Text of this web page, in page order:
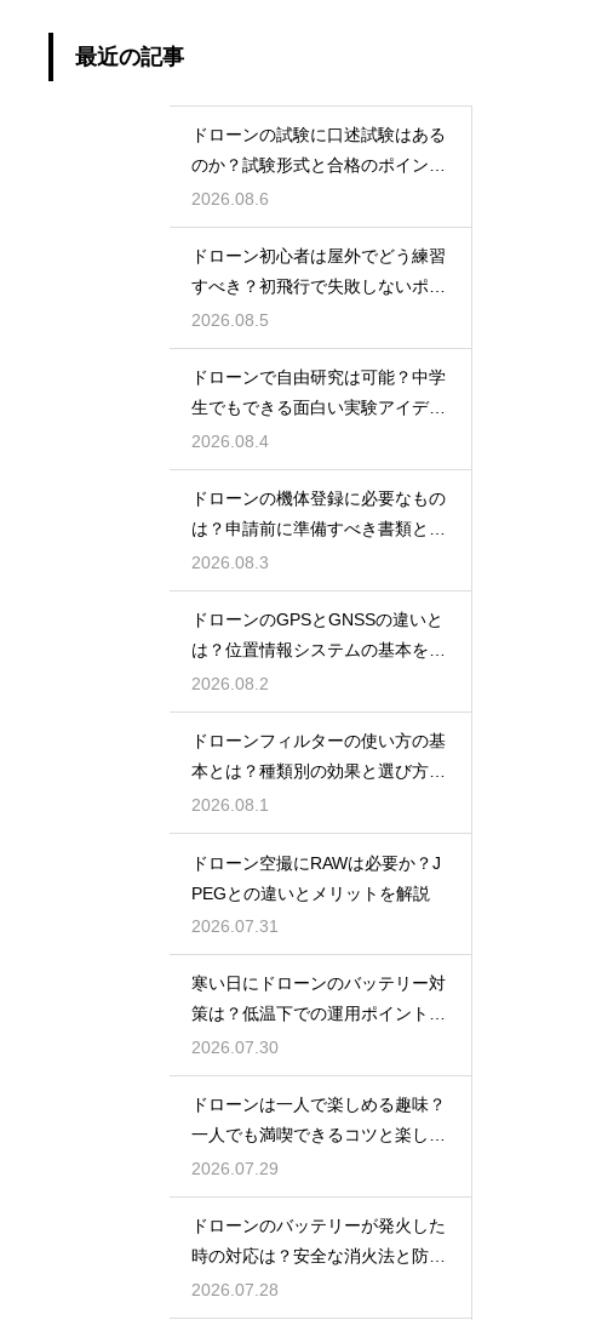
最近の記事
ドローンの試験に口述試験はある
のか？試験形式と合格のポイント
を解説
2026.08.6
ドローン初心者は屋外でどう練習
すべき？初飛行で失敗しないポイ
ント
2026.08.5
ドローンで自由研究は可能？中学
生でもできる面白い実験アイデア
を紹介
2026.08.4
ドローンの機体登録に必要なもの
は？申請前に準備すべき書類と情
報
2026.08.3
ドローンのGPSとGNSSの違いと
は？位置情報システムの基本を解
説
2026.08.2
ドローンフィルターの使い方の基
本とは？種類別の効果と選び方を
解説
2026.08.1
ドローン空撮にRAWは必要か？J
PEGとの違いとメリットを解説
2026.07.31
寒い日にドローンのバッテリー対
策は？低温下での運用ポイントと
注意点
2026.07.30
ドローンは一人で楽しめる趣味？
一人でも満喫できるコツと楽しみ
方
2026.07.29
ドローンのバッテリーが発火した
時の対応は？安全な消火法と防止
策を解説
2026.07.28